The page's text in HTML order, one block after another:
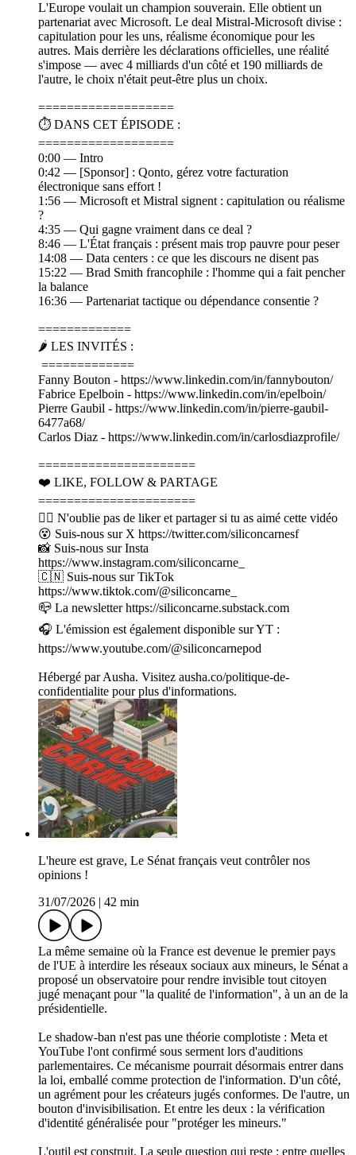
L'Europe voulait un champion souverain. Elle obtient un
partenariat avec Microsoft. Le deal Mistral-Microsoft divise :
capitulation pour les uns, réalisme économique pour les
autres. Mais derrière les déclarations officielles, une réalité
s'impose — avec 4 milliards d'un côté et 190 milliards de
l'autre, le choix n'était peut-être plus un choix.
===================
⏱️ DANS CET ÉPISODE :
===================
0:00 — Intro
0:42 — [Sponsor] : Qonto, gérez votre facturation
électronique sans effort !
1:56 — Microsoft et Mistral signent : capitulation ou réalisme
?
4:35 — Qui gagne vraiment dans ce deal ?
8:46 — L'État français : présent mais trop pauvre pour peser
14:08 — Data centers : ce que les discours ne disent pas
15:22 — Brad Smith francophile : l'homme qui a fait pencher
la balance
16:36 — Partenariat tactique ou dépendance consentie ?
=============
🌶️ LES INVITÉS :
=============
Fanny Bouton - https://www.linkedin.com/in/fannybouton/
Fabrice Epelboin - https://www.linkedin.com/in/epelboin/
Pierre Gaubil - https://www.linkedin.com/in/pierre-gaubil-
6477a68/
Carlos Diaz - https://www.linkedin.com/in/carlosdiazprofile/
======================
❤️ LIKE, FOLLOW & PARTAGE
======================
👍🏽 N'oublie pas de liker et partager si tu as aimé cette vidéo
😵 Suis-nous sur X https://twitter.com/siliconcarnesf
📸 Suis-nous sur Insta
https://www.instagram.com/siliconcarne_
🇨🇳 Suis-nous sur TikTok
https://www.tiktok.com/@siliconcarne_
📪 La newsletter https://siliconcarne.substack.com
🎧 L'émission est également disponible sur YT :
https://www.youtube.com/@siliconcarnepod
Hébergé par Ausha. Visitez ausha.co/politique-de-
confidentialite pour plus d'informations.
L'heure est grave, Le Sénat français veut contrôler nos
opinions !
31/07/2026
42 min
La même semaine où la France est devenue le premier pays
de l'UE à interdire les réseaux sociaux aux mineurs, le Sénat a
proposé un observatoire pour rendre invisible tout citoyen
jugé menaçant pour "la qualité de l'information", à un an de la
présidentielle.
Le shadow-ban n'est pas une théorie complotiste : Meta et
YouTube l'ont confirmé sous serment lors d'auditions
parlementaires. Ce mécanisme pourrait désormais entrer dans
la loi, emballé comme protection de l'information. D'un côté,
un agrément pour les créateurs jugés conformes. De l'autre, un
bouton d'invisibilisation. Et entre les deux : la vérification
d'identité généralisée pour "protéger les mineurs."
L'outil est construit. La seule question qui reste : entre quelles